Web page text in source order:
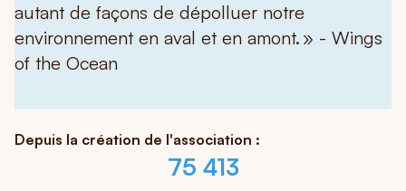
autant de façons de dépolluer notre
environnement en aval et en amont. » - Wings
of the Ocean
Depuis la création de l'association :
75 413